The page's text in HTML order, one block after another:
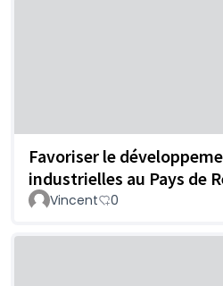
Favoriser le
industrielles au Pays de
Vincent 0